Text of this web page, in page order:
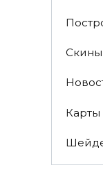
Скины
Карты